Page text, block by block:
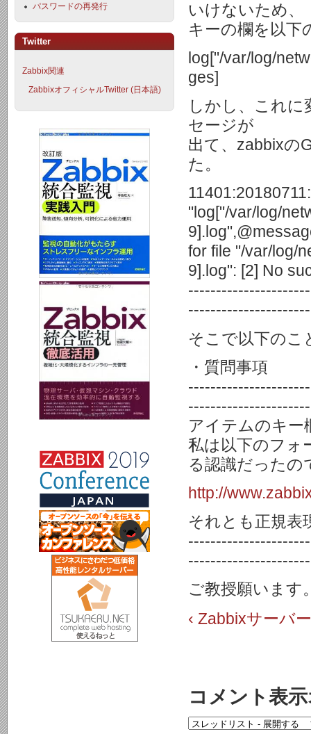
いけないため、
キーの欄を以下
log["/var/log/
ges]
しかし、これ
セージが
出て、zabbixの
た。
"log["/var/log/
for file "/var/log/
9].log": [2] No
そこで以下のこ
・質問事項
アイテムのキー
私は以下のフォ
る認識だったの
http://
それとも正規表
ご教授願います
‹ Zabbixサーバ
コメント表
パスワードの再発行
Twitter
Zabbix関連
ZabbixオフィシャルTwitter (日本語)